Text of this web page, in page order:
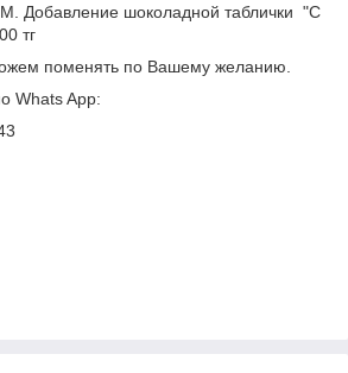
М. Добавление шоколадной таблички "С
тг
поменять по Вашему желанию.
Whats App: